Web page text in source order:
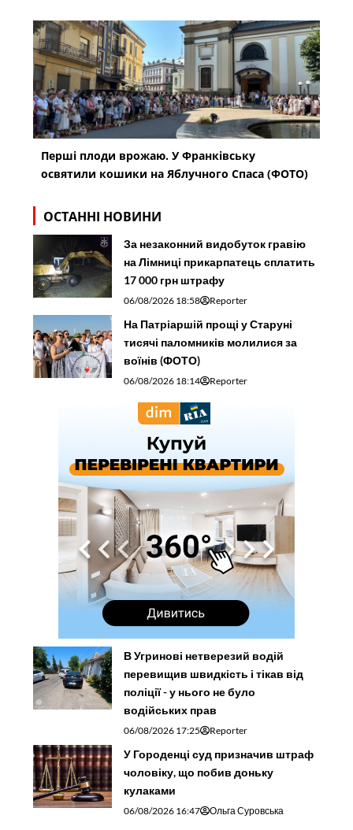
Перші плоди врожаю. У Франківську
освятили кошики на Яблучного Спаса (ФОТО)
ОСТАННІ НОВИНИ
За незаконний видобуток гравію
на Лімниці прикарпатець сплатить
17 000 грн штрафу
06/08/2026 18:58 Reporter
На Патріаршій прощі у Старуні
тисячі паломників молилися за
воїнів (ФОТО)
06/08/2026 18:14 Reporter
В Угринові нетверезий водій
перевищив швидкість і тікав від
поліції - у нього не було
водійських прав
06/08/2026 17:25 Reporter
У Городенці суд призначив штраф
чоловіку, що побив доньку
кулаками
06/08/2026 16:47 Ольга Суровська